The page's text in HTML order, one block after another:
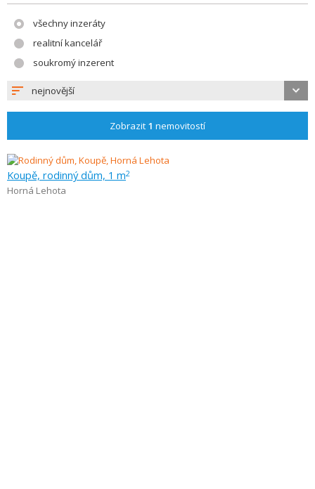
všechny inzeráty
realitní kancelář
soukromý inzerent
nejnovější
Zobrazit 1 nemovitostí
Koupě, rodinný dům, 1 m2
Horná Lehota